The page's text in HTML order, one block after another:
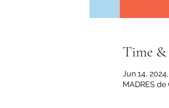
Time
Jun 14,
MADRES